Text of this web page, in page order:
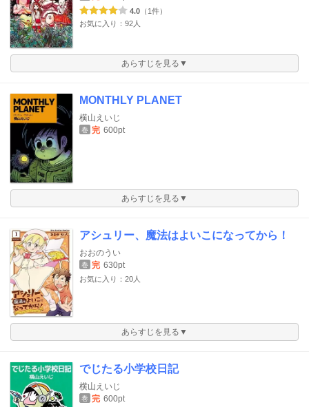
4.0 （1件）
お気に入り：92人
あらすじを見る▼
MONTHLY PLANET
横山えいじ
巻 完 600pt
あらすじを見る▼
アシュリー、魔法はよいこになってから！
おおのうい
巻 完 630pt
お気に入り：20人
あらすじを見る▼
でじたる小学校日記
横山えいじ
巻 完 600pt